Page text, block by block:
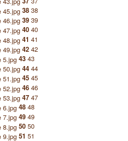
38 38
39 39
40 40
41 41
42 42
43 43
44 44
45 45
46 46
47 47
48 48
49 49
50 50
51 51